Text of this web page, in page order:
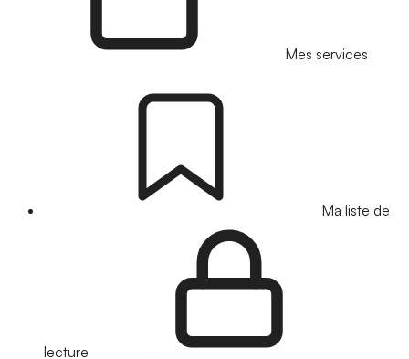
Mes services
Ma liste de
lecture